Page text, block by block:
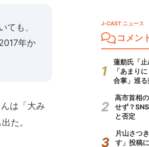
ても、
年か
は「大み
た。
J-CAST ニュース
コメン
蓮舫氏「止
「あまり
合掌」巡
高市首相
せず？
と否定
片山さつ
す」投稿